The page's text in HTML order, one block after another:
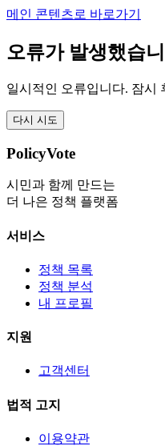
메인 콘텐츠로 바로가기
오류가 발생했습
일시적인 오류입니다. 잠시
다시 시도
PolicyVote
시민과 함께 만드는
더 나은 정책 플랫폼
서비스
정책 목록
정책 분석
내 프로필
지원
고객센터
법적 고지
이용약관